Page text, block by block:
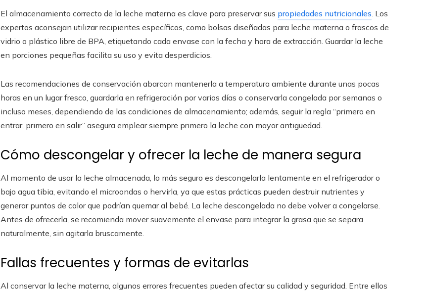
El almacenamiento correcto de la leche materna es clave para preservar sus propiedades nutricionales. Los
expertos aconsejan utilizar recipientes específicos, como bolsas diseñadas para leche materna o frascos de
vidrio o plástico libre de BPA, etiquetando cada envase con la fecha y hora de extracción. Guardar la leche
en porciones pequeñas facilita su uso y evita desperdicios.
Las recomendaciones de conservación abarcan mantenerla a temperatura ambiente durante unas pocas
horas en un lugar fresco, guardarla en refrigeración por varios días o conservarla congelada por semanas o
incluso meses, dependiendo de las condiciones de almacenamiento; además, seguir la regla “primero en
entrar, primero en salir” asegura emplear siempre primero la leche con mayor antigüedad.
Cómo descongelar y ofrecer la leche de manera segura
Al momento de usar la leche almacenada, lo más seguro es descongelarla lentamente en el refrigerador o
bajo agua tibia, evitando el microondas o hervirla, ya que estas prácticas pueden destruir nutrientes y
generar puntos de calor que podrían quemar al bebé. La leche descongelada no debe volver a congelarse.
Antes de ofrecerla, se recomienda mover suavemente el envase para integrar la grasa que se separa
naturalmente, sin agitarla bruscamente.
Fallas frecuentes y formas de evitarlas
Al conservar la leche materna, algunos errores frecuentes pueden afectar su calidad y seguridad. Entre ellos